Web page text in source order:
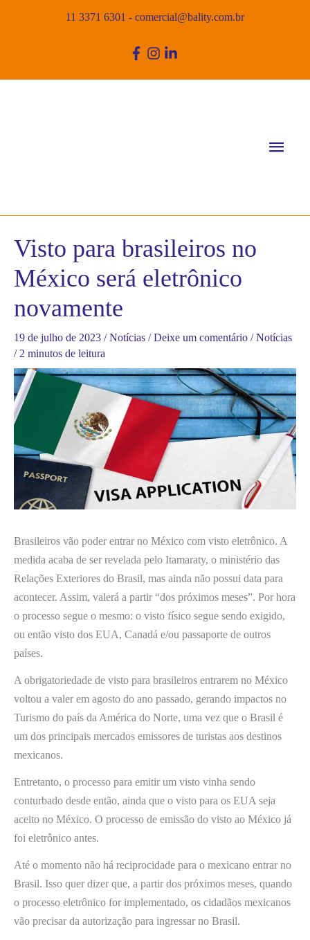
11 3371 6301 - comercial@bality.com.br
Visto para brasileiros no
México será eletrônico
novamente
19 de julho de 2023 /Notícias /Deixe um comentário /Notícias
/ 2 minutos de leitura
Brasileiros vão poder entrar no México com visto eletrônico. A
medida acaba de ser revelada pelo Itamaraty, o ministério das
Relações Exteriores do Brasil, mas ainda não possui data para
acontecer. Assim, valerá a partir “dos próximos meses”. Por hora
o processo segue o mesmo: o visto físico segue sendo exigido,
ou então visto dos EUA, Canadá e/ou passaporte de outros
países.
A obrigatoriedade de visto para brasileiros entrarem no México
voltou a valer em agosto do ano passado, gerando impactos no
Turismo do país da América do Norte, uma vez que o Brasil é
um dos principais mercados emissores de turistas aos destinos
mexicanos.
Entretanto, o processo para emitir um visto vinha sendo
conturbado desde então, ainda que o visto para os EUA seja
aceito no México. O processo de emissão do visto ao México já
foi eletrônico antes.
Até o momento não há reciprocidade para o mexicano entrar no
Brasil. Isso quer dizer que, a partir dos próximos meses, quando
o processo eletrônico for implementado, os cidadãos mexicanos
vão precisar da autorização para ingressar no Brasil.